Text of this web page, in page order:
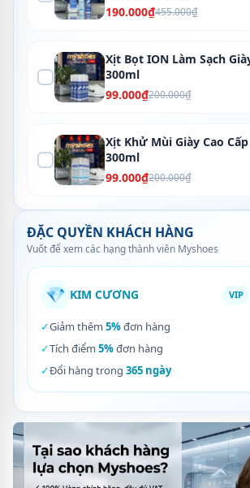
190.000₫455.000₫
Xịt Bọt ION Làm Sạch
300ml
99.000₫200.000₫
Xịt Khử Mùi Giày Cao
300ml
99.000₫200.000₫
ĐẶC QUYỀN KHÁCH HÀNG
Vuốt để xem các hạng thành viên Myshoes
💎 KIM CƯƠNG VIP
✓Giảm thêm 5%đơn hàng
✓Tích điểm 5%đơn hàng
✓Đổi hàng trong 365 ngày